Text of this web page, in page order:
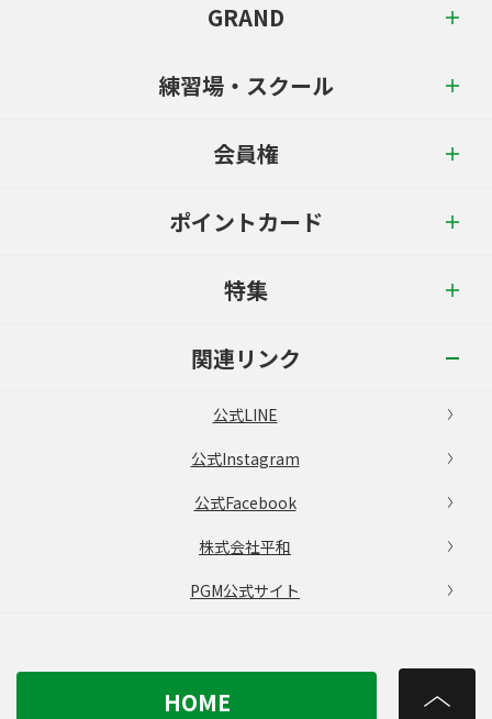
GRAND
練習場・スクール
会員権
ポイントカード
特集
関連リンク
公式LINE
公式Instagram
公式Facebook
株式会社平和
PGM公式サイト
HOME